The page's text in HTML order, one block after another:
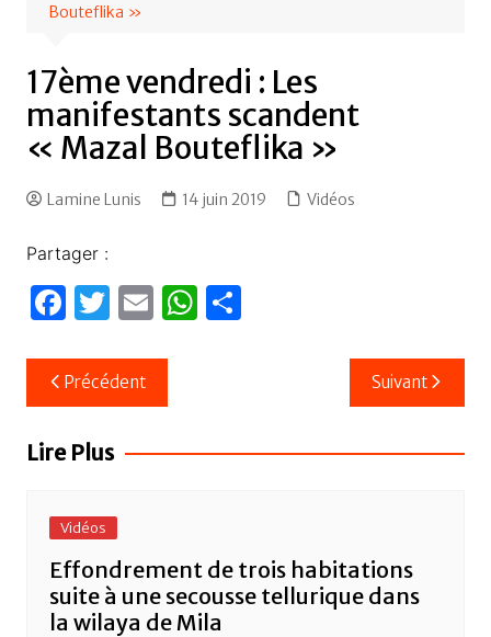
Bouteflika »
17ème vendredi : Les
manifestants scandent
« Mazal Bouteflika »
Lamine Lunis 14 juin 2019 Vidéos
Partager :
F
c
e
b
o
k
T
itt
er
E
ail
W
A
P
er
Navigation
de
l’article
Précédent Suivant
Lire Plus
Vidéos
Effondrement de trois habitations
suite à une secousse tellurique dans
la wilaya de Mila